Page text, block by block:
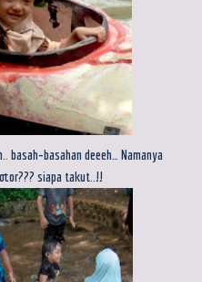
basah-basahan deeeh… Namanya
siapa takut..!!